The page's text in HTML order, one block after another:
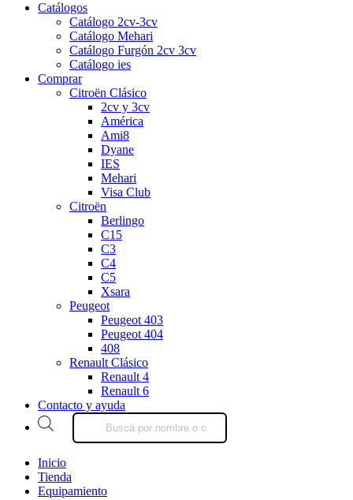
Catálogos
Catálogo 2cv-3cv
Catálogo Mehari
Catálogo Furgón 2cv 3cv
Catálogo ies
Comprar
Citroën Clásico
2cv y 3cv
América
Ami8
Dyane
IES
Mehari
Visa Club
Citroën
Berlingo
C15
C3
C4
C5
Xsara
Peugeot
Peugeot 403
Peugeot 404
408
Renault Clásico
Renault 4
Renault 6
Contacto y ayuda
Products
Inicio
Tienda
Equipamiento